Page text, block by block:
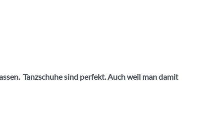
Tanzschuhe sind perfekt. Auch weil man damit